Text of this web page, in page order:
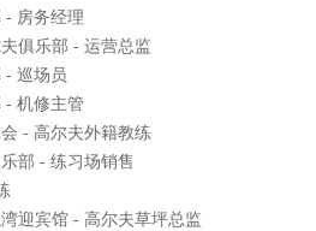
- 房务经理
俱乐部 - 运营总监
- 巡场员
- 机修主管
- 高尔夫外籍教练
部 - 练习场销售
迎宾馆 - 高尔夫草坪总监